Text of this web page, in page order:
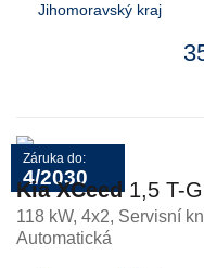
Jihomoravský kraj
Záruka do:
4/2030
Kia XCeed1,5 T-
118 kW, 4x2, Servisní
Automatická